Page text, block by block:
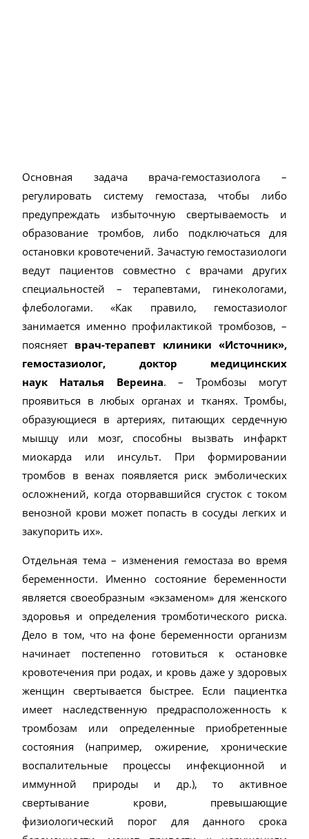
Основная задача врача-гемостазиолога –
регулировать систему гемостаза, чтобы либо
предупреждать избыточную свертываемость и
образование тромбов, либо подключаться для
остановки кровотечений. Зачастую гемостазиологи
ведут пациентов совместно с врачами других
специальностей – терапевтами, гинекологами,
флебологами. «Как правило, гемостазиолог
занимается именно профилактикой тромбозов, –
поясняет врач-терапевт клиники «Источник»,
гемостазиолог, доктор медицинских
наук Наталья Вереина. – Тромбозы могут
проявиться в любых органах и тканях. Тромбы,
образующиеся в артериях, питающих сердечную
мышцу или мозг, способны вызвать инфаркт
миокарда или инсульт. При формировании
тромбов в венах появляется риск эмболических
осложнений, когда оторвавшийся сгусток с током
венозной крови может попасть в сосуды легких и
закупорить их».
Отдельная тема – изменения гемостаза во время
беременности. Именно состояние беременности
является своеобразным «экзаменом» для женского
здоровья и определения тромботического риска.
Дело в том, что на фоне беременности организм
начинает постепенно готовиться к остановке
кровотечения при родах, и кровь даже у здоровых
женщин свертывается быстрее. Если пациентка
имеет наследственную предрасположенность к
тромбозам или определенные приобретенные
состояния (например, ожирение, хронические
воспалительные процессы инфекционной и
иммунной природы и др.), то активное
свертывание крови, превышающие
физиологический порог для данного срока